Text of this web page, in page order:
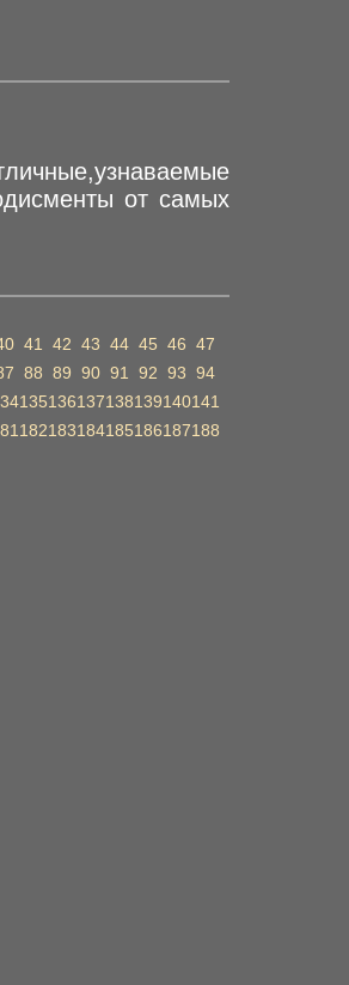
от самых
41 42 43 44 45 46 47
88 89 90 91 92 93 94
135136137138139140141
182183184185186187188